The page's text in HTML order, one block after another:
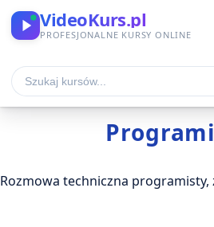
VideoKurs.pl
PROFESJONALNE KURSY ONLINE
Rozmowa techniczna programisty,